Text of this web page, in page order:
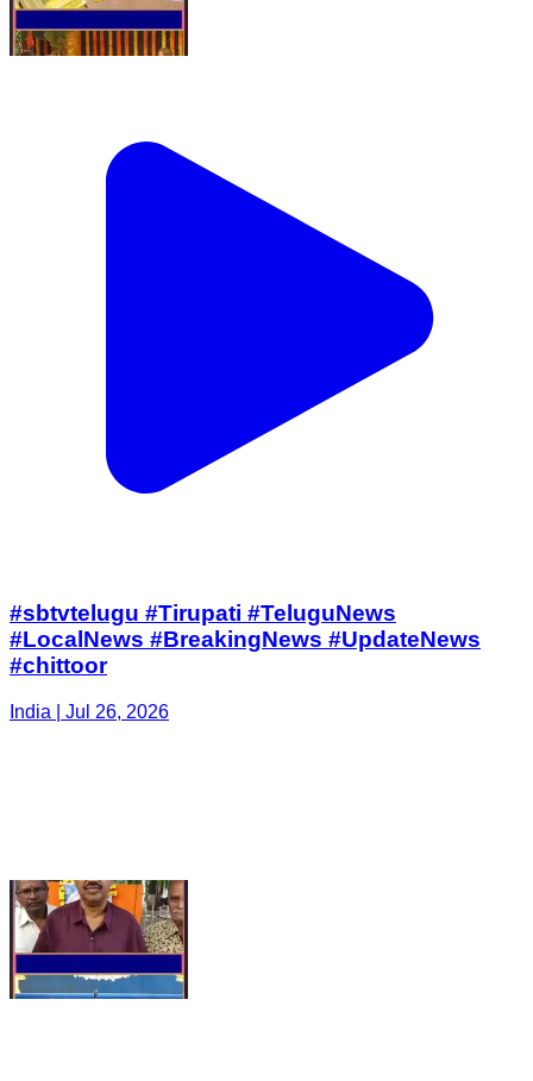
#sbtvtelugu #Tirupati #TeluguNews
#LocalNews #BreakingNews #UpdateNews
#chittoor
India | Jul 26, 2026